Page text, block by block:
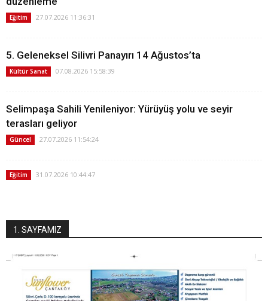
Eğitim 27.07.2026 11:36:31
5. Geleneksel Silivri Panayırı 14 Ağustos’ta
Kültür Sanat 07.08.2026 15:58:39
Selimpaşa Sahili Yenileniyor: Yürüyüş yolu ve seyir
terasları geliyor
Güncel 27.07.2026 11:54:24
Eğitim 31.07.2026 10:44:47
1. SAYFAMIZ